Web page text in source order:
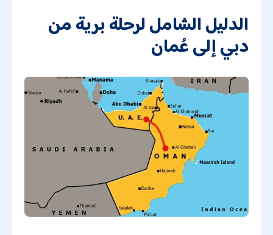
الدليل الشامل لرحلة برية من
دبي إلى عُمان